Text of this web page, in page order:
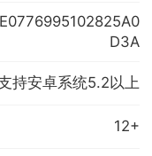
D3A
持安卓系统5.2以上
12+